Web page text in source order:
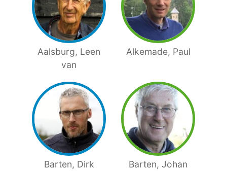
Aalsburg, Leen
van
Alkemade, Paul
Barten, Dirk Barten, Johan